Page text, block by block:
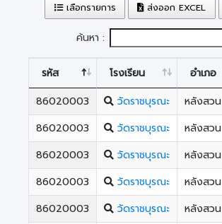
เลือกรายการ ส่งออก EXCEL
ค้นหา :
รหัส โรงเรียน อำเภอ
86020003
วัดราชบุรณะ หลังสวน
86020003
วัดราชบุรณะ หลังสวน
86020003
วัดราชบุรณะ หลังสวน
86020003
วัดราชบุรณะ หลังสวน
86020003
วัดราชบุรณะ หลังสวน